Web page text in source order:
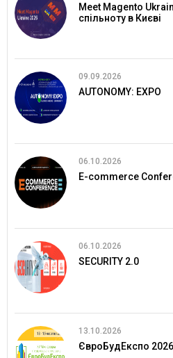
Meet Magento
спільноту в Києві
09.09.2026
AUTONOMY: EXPO
06.10.2026
E-commerce
06.10.2026
SECURITY 2.0
13.10.2026
ЄвроБудЕкспо 2026